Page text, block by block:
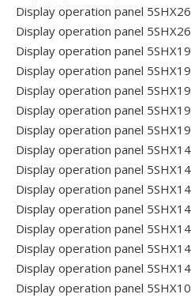
Display operation panel
Display operation panel
Display operation panel
Display operation panel
Display operation panel
Display operation panel
Display operation panel
Display operation panel
Display operation panel
Display operation panel
Display operation panel
Display operation panel
Display operation panel
Display operation panel
Display operation panel